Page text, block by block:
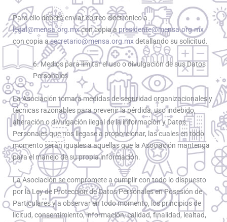
Para ello deberá enviar correo electrónico a
legal@mensa.org.mxcon copia a presidente@mensa.org.mx
con copia asecretario@mensa.org.mxdetallando su solicitud.
6. Medios para limitar el uso o divulgación de sus Datos
Personales
La Asociación tomará medidas de seguridad organizacionales y
técnicas razonables para prevenir la pérdida, uso indebido,
alteración o divulgación ilegal de la información y Datos
Personales que nos llegase a proporcionar, las cuales en todo
momento serán iguales a aquellas que la Asociación mantenga
para el manejo de su propia información.
La Asociación se compromete a cumplir con todo lo dispuesto
por la Ley de Protección de Datos Personales en Posesión de
Particulares y a observar en todo momento, los principios de
licitud, consentimiento, información, calidad, finalidad, lealtad,